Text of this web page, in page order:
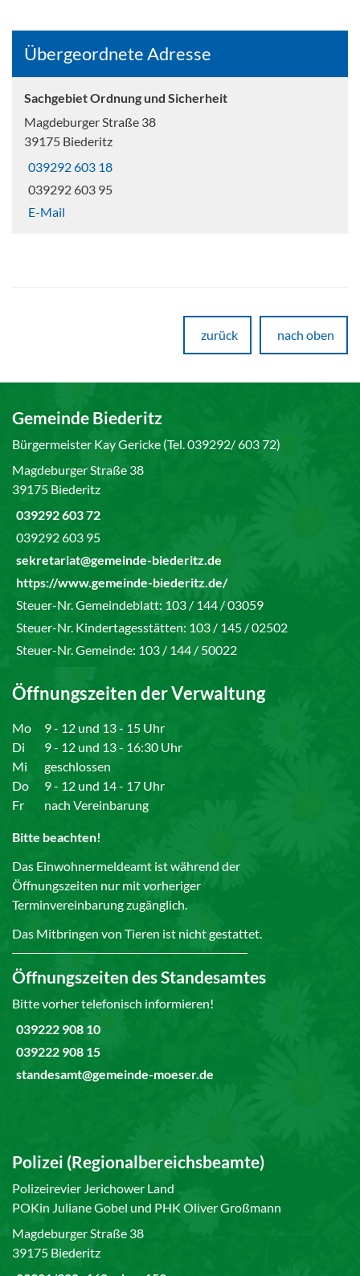
Übergeordnete Adresse
Sachgebiet Ordnung und Sicherheit
Magdeburger Straße 38
39175 Biederitz
039292 603 18
039292 603 95
E-Mail
zurück nach oben
Gemeinde Biederitz
Bürgermeister Kay Gericke (Tel. 039292/ 603 72)
Magdeburger Straße 38
39175 Biederitz
039292 603 72
039292 603 95
sekretariat@gemeinde-biederitz.de
https://www.gemeinde-biederitz.de/
Steuer-Nr. Gemeindeblatt: 103 / 144 / 03059
Steuer-Nr. Kindertagesstätten: 103 / 145 / 02502
Steuer-Nr. Gemeinde: 103 / 144 / 50022
Öffnungszeiten der Verwaltung
Mo
9 - 12 und 13 - 15 Uhr
Di
9 - 12 und 13 - 16:30 Uhr
Mi
geschlossen
Do
9 - 12 und 14 - 17 Uhr
Fr
nach Vereinbarung
Bitte beachten!
Das Einwohnermeldeamt ist während der
Öffnungszeiten nur mit vorheriger
Terminvereinbarung zugänglich.
Das Mitbringen von Tieren ist nicht gestattet.
Öffnungszeiten des Standesamtes
Bitte vorher telefonisch informieren!
039222 908 10
039222 908 15
standesamt@gemeinde-moeser.de
Polizei (Regionalbereichsbeamte)
Polizeirevier Jerichower Land
POKin Juliane Gobel und PHK Oliver Großmann
Magdeburger Straße 38
39175 Biederitz